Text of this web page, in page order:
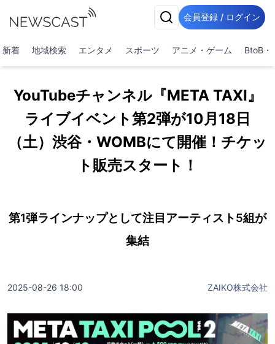
会員登録 / ログイン
新着 地域検索 エンタメ スポーツ アニメ・ゲーム BtoB・
YouTubeチャンネル『META TAXI』
ライブイベント第2弾が10月18日
（土）渋谷・WOMBにて開催！チケッ
ト販売スタート！
第1弾ラインナップとして注目アーティスト5組が
集結
2025-08-26 18:00 ZAIKO株式会社